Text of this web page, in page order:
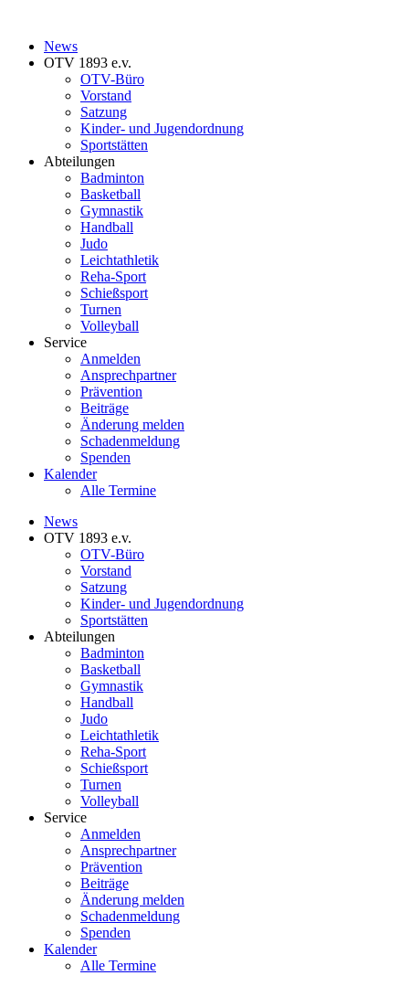
News
OTV 1893 e.v.
OTV-Büro
Vorstand
Satzung
Kinder- und Jugendordnung
Sportstätten
Abteilungen
Badminton
Basketball
Gymnastik
Handball
Judo
Leichtathletik
Reha-Sport
Schießsport
Turnen
Volleyball
Service
Anmelden
Ansprechpartner
Prävention
Beiträge
Änderung melden
Schadenmeldung
Spenden
Kalender
Alle Termine
News
OTV 1893 e.v.
OTV-Büro
Vorstand
Satzung
Kinder- und Jugendordnung
Sportstätten
Abteilungen
Badminton
Basketball
Gymnastik
Handball
Judo
Leichtathletik
Reha-Sport
Schießsport
Turnen
Volleyball
Service
Anmelden
Ansprechpartner
Prävention
Beiträge
Änderung melden
Schadenmeldung
Spenden
Kalender
Alle Termine